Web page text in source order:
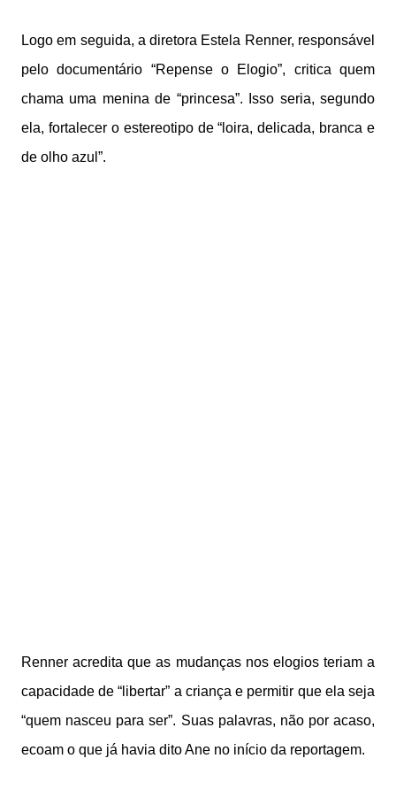
Logo em seguida, a diretora Estela Renner, responsável
pelo documentário “Repense o Elogio”, critica quem
chama uma menina de “princesa”. Isso seria, segundo
ela, fortalecer o estereotipo de “loira, delicada, branca e
de olho azul”.
Renner acredita que as mudanças nos elogios teriam a
capacidade de “libertar” a criança e permitir que ela seja
“quem nasceu para ser”. Suas palavras, não por acaso,
ecoam o que já havia dito Ane no início da reportagem.